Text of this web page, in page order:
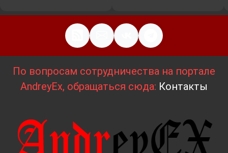
По вопросам сотрудничества на портале
AndreyEx, обращаться сюда: Контакты